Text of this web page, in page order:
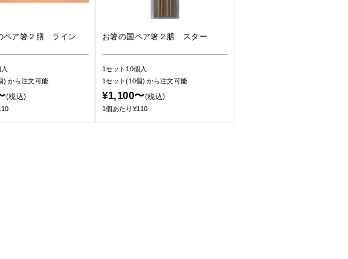
ペア箸２膳 ライン
)から注文可能
(税込)
お箸の国ペア箸２膳 スター
1セット10個入
1セット(10個)から注文可能
¥1,100〜(税込)
1個あたり¥110